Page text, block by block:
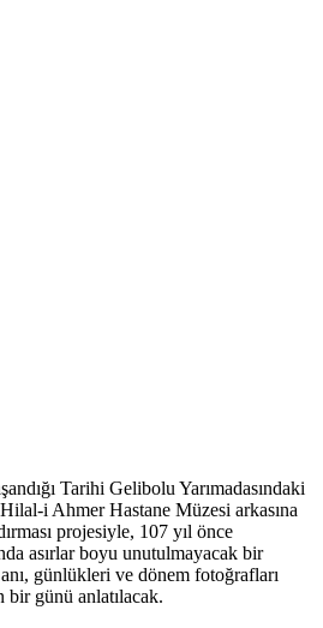
Tarihi Gelibolu Yarımadasındaki
i Ahmer Hastane Müzesi arkasına
projesiyle, 107 yıl önce
asırlar boyu unutulmayacak bir
günlükleri ve dönem fotoğrafları
bir günü anlatılacak.